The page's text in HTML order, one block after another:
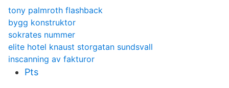
tony palmroth flashback
bygg konstruktor
sokrates nummer
elite hotel knaust storgatan sundsvall
inscanning av fakturor
Pts